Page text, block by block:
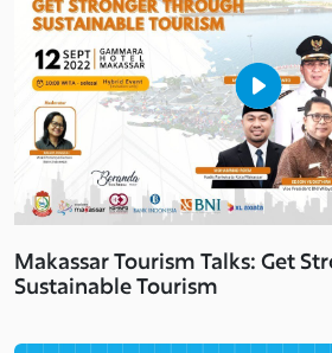
Makassar Tourism Talks: Get
Sustainable Tourism